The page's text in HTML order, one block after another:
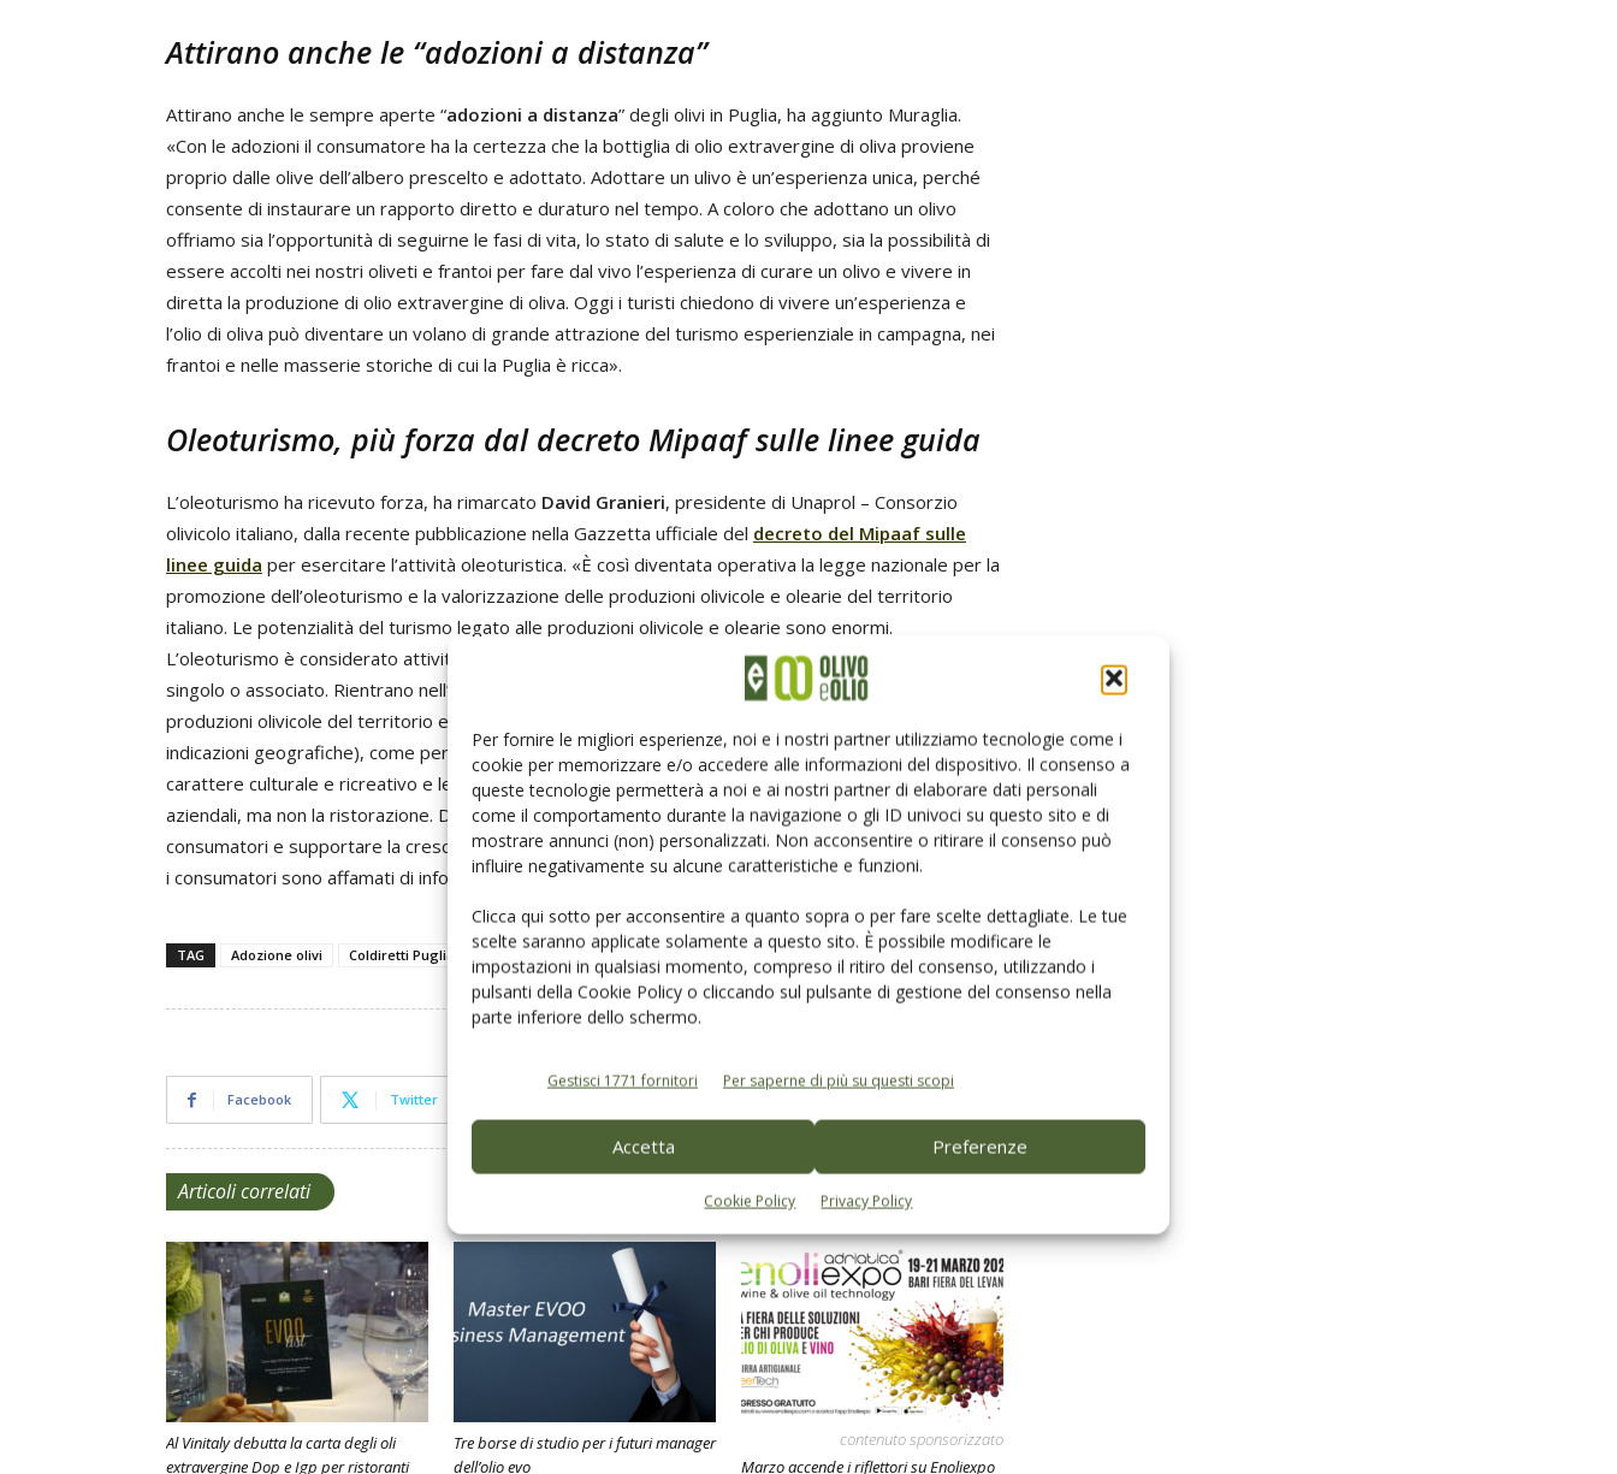
Per fornire le migliori esperienze, noi e i nostri partner utilizziamo tecnologie come i
cookie per memorizzare e/o accedere alle informazioni del dispositivo. Il consenso a
queste tecnologie permetterà a noi e ai nostri partner di elaborare dati personali
come il comportamento durante la navigazione o gli ID univoci su questo sito e di
mostrare annunci (non) personalizzati. Non acconsentire o ritirare il consenso può
influire negativamente su alcune caratteristiche e funzioni.
Clicca qui sotto per acconsentire a quanto sopra o per fare scelte dettagliate. Le tue
scelte saranno applicate solamente a questo sito. È possibile modificare le
impostazioni in qualsiasi momento, compreso il ritiro del consenso, utilizzando i
pulsanti della Cookie Policy o cliccando sul pulsante di gestione del consenso nella
parte inferiore dello schermo.
Gestisci 1771 fornitori Per saperne di più su questi scopi
Accetta Preferenze
Cookie Policy Privacy Policy
Attirano anche le “adozioni a distanza”
Attirano anche le sempre aperte “adozioni a distanza” degli olivi in Puglia, ha aggiunto Muraglia.
«Con le adozioni il consumatore ha la certezza che la bottiglia di olio extravergine di oliva proviene
proprio dalle olive dell’albero prescelto e adottato. Adottare un ulivo è un’esperienza unica, perché
consente di instaurare un rapporto diretto e duraturo nel tempo. A coloro che adottano un olivo
offriamo sia l’opportunità di seguirne le fasi di vita, lo stato di salute e lo sviluppo, sia la possibilità di
essere accolti nei nostri oliveti e frantoi per fare dal vivo l’esperienza di curare un olivo e vivere in
diretta la produzione di olio extravergine di oliva. Oggi i turisti chiedono di vivere un’esperienza e
l’olio di oliva può diventare un volano di grande attrazione del turismo esperienziale in campagna, nei
frantoi e nelle masserie storiche di cui la Puglia è ricca».
Oleoturismo, più forza dal decreto Mipaaf sulle linee guida
L’oleoturismo ha ricevuto forza, ha rimarcato David Granieri, presidente di Unaprol – Consorzio
olivicolo italiano, dalla recente pubblicazione nella Gazzetta ufficiale del decreto del Mipaaf sulle
linee guida per esercitare l’attività oleoturistica. «È così diventata operativa la legge nazionale per la
promozione dell’oleoturismo e la valorizzazione delle produzioni olivicole e olearie del territorio
italiano. Le potenzialità del turismo legato alle produzioni olivicole e olearie sono enormi.
L’oleoturismo è considerato attività agricola connessa se esercitata dall’imprenditore agricolo,
singolo o associato. Rientrano nell’oleoturismo le attività formative e informative rivolte alle
produzioni olivicole del territorio e alla conoscenza dell'olio d’oliva (con particolare riguardo alle
indicazioni geografiche), come per esempio le visite guidate negli oliveti e nei frantoi; le iniziative di
carattere culturale e ricreativo e le degustazioni e la commercializzazione dei prodotti olivicoli
aziendali, ma non la ristorazione. Diffondere la cultura dell’olio extravergine di oliva fra i turisti e i
consumatori e supportare la crescita continua della filiera olivicolo-olearia è il nostro obiettivo perché
i consumatori sono affamati di informazioni e conoscenza sul mondo dell’olio d’oliva».
TAG Adozione olivi Coldiretti Puglia Mipaaf Unaprol - Consorzio Olivicolo Italiano
Facebook Twitter
Articoli correlati
Al Vinitaly debutta la carta degli oli
extravergine Dop e Igp per ristoranti
Tre borse di studio per i futuri manager
dell’olio evo
contenuto sponsorizzato
Marzo accende i riflettori su Enoliexpo